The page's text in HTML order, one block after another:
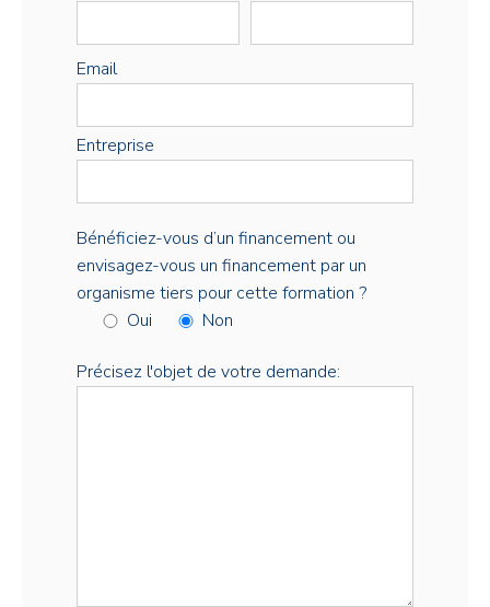
Email
Entreprise
Bénéficiez-vous d’un financement ou
envisagez-vous un financement par un
organisme tiers pour cette formation ?
Oui
Non
Précisez l'objet de votre demande: